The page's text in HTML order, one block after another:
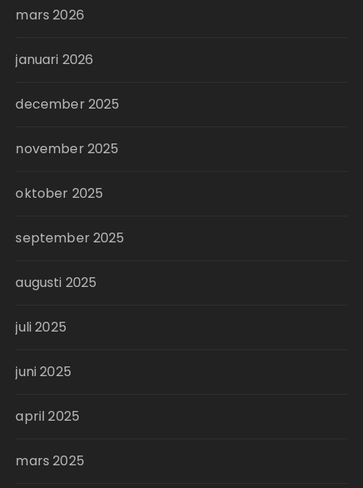
mars 2026
januari 2026
december 2025
november 2025
oktober 2025
september 2025
augusti 2025
juli 2025
juni 2025
april 2025
mars 2025